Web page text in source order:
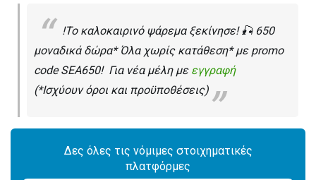
!Το καλοκαιρινό ψάρεμα ξεκίνησε! 🎣 650
μοναδικά δώρα* Όλα χωρίς κατάθεση* με promo
code SEA650! Για νέα μέλη με εγγραφή
(*Ισχύουν όροι και προϋποθέσεις)
Δες όλες τις νόμιμες στοιχηματικές
πλατφόρμες